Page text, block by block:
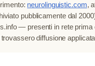
neurolinguistic.com,
pubblicamente dal
— presenti in rete prima
diffusione